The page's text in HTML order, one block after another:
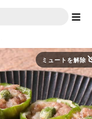
ミュートを解除